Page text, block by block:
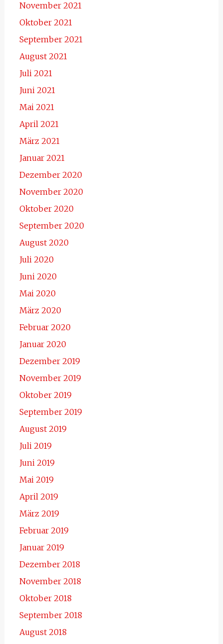
November 2021
Oktober 2021
September 2021
August 2021
Juli 2021
Juni 2021
Mai 2021
April 2021
März 2021
Januar 2021
Dezember 2020
November 2020
Oktober 2020
September 2020
August 2020
Juli 2020
Juni 2020
Mai 2020
März 2020
Februar 2020
Januar 2020
Dezember 2019
November 2019
Oktober 2019
September 2019
August 2019
Juli 2019
Juni 2019
Mai 2019
April 2019
März 2019
Februar 2019
Januar 2019
Dezember 2018
November 2018
Oktober 2018
September 2018
August 2018